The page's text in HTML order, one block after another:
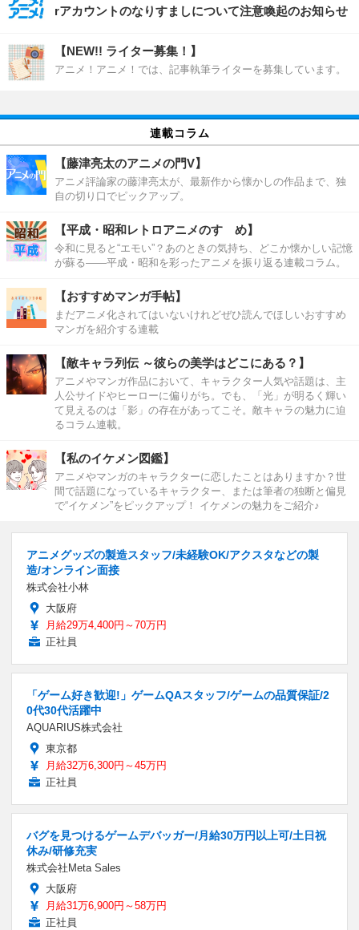
rアカウントのなりすましについて注意喚起のお知らせ
【NEW!! ライター募集！】
アニメ！アニメ！では、記事執筆ライターを募集しています。
連載コラム
【藤津亮太のアニメの門V】
アニメ評論家の藤津亮太が、最新作から懐かしの作品まで、独
自の切り口でピックアップ。
【平成・昭和レトロアニメのすゝめ】
令和に見ると“エモい”？あのときの気持ち、どこか懐かしい記憶
が蘇る――平成・昭和を彩ったアニメを振り返る連載コラム。
【おすすめマンガ手帖】
まだアニメ化されてはいないけれどぜひ読んでほしいおすすめ
マンガを紹介する連載
【敵キャラ列伝 ～彼らの美学はどこにある？】
アニメやマンガ作品において、キャラクター人気や話題は、主
人公サイドやヒーローに偏りがち。でも、「光」が明るく輝い
て見えるのは「影」の存在があってこそ。敵キャラの魅力に迫
るコラム連載。
【私のイケメン図鑑】
アニメやマンガのキャラクターに恋したことはありますか？世
間で話題になっているキャラクター、または筆者の独断と偏見
で“イケメン”をピックアップ！ イケメンの魅力をご紹介♪
アニメグッズの製造スタッフ/未経験OK/アクスタなどの製
造/オンライン面接
株式会社小林
大阪府
月給29万4,400円～70万円
正社員
「ゲーム好き歓迎!」ゲームQAスタッフ/ゲームの品質保証/2
0代30代活躍中
AQUARIUS株式会社
東京都
月給32万6,300円～45万円
正社員
バグを見つけるゲームデバッガー/月給30万円以上可/土日祝
休み/研修充実
株式会社Meta Sales
大阪府
月給31万6,900円～58万円
正社員